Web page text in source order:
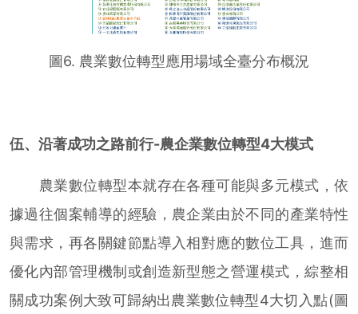
圖6. 農業數位轉型應用場域全臺分布概況
伍、沿著成功之路前行-農企業數位轉型4大模式
農業數位轉型本就存在各種可能與多元模式，依
據過往個案輔導的經驗，農企業由於不同的產業特性
與需求，再各關鍵節點導入相對應的數位工具，進而
優化內部管理機制或創造新型態之營運模式，綜整相
關成功案例大致可歸納出農業數位轉型4大切入點(圖